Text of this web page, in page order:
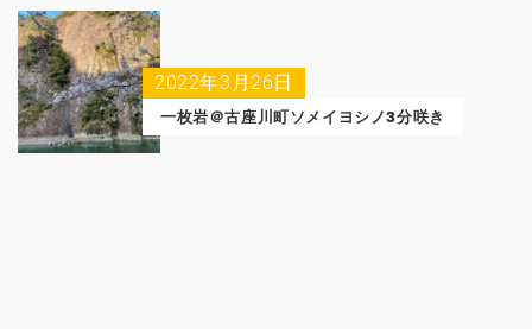
2022年3月26日
一枚岩＠古座川町ソメイヨシノ3分咲き